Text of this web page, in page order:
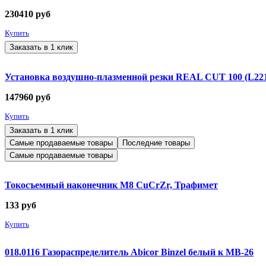
230410 руб
Купить
Заказать в 1 клик
Установка воздушно-плазменной резки REAL CUT 100
147960 руб
Купить
Заказать в 1 клик
Самые продаваемые товары
Последние товары
Самые продаваемые товары
Токосъемный наконечник М8 CuCrZr, Трафимет
133 руб
Купить
018.0116 Газораспределитель Abicor Binzel белый к MB-26